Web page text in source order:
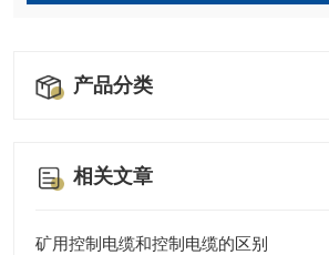
产品分类
相关文章
矿用控制电缆和控制电缆的区别